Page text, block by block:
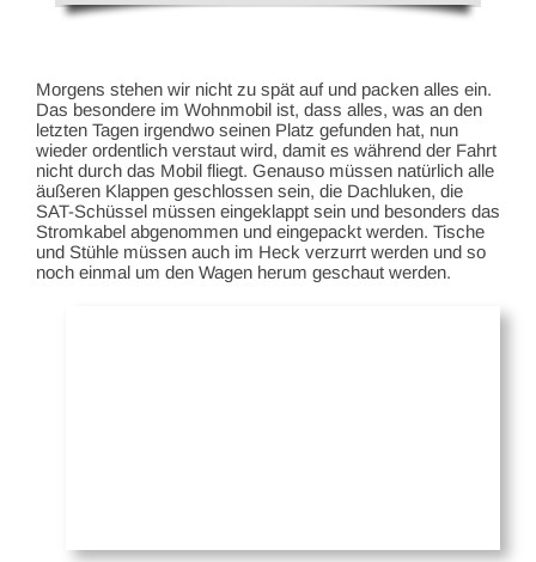
Morgens stehen wir nicht zu spät auf und packen alles ein.
Das besondere im Wohnmobil ist, dass alles, was an den
letzten Tagen irgendwo seinen Platz gefunden hat, nun
wieder ordentlich verstaut wird, damit es während der Fahrt
nicht durch das Mobil fliegt. Genauso müssen natürlich alle
äußeren Klappen geschlossen sein, die Dachluken, die
SAT-Schüssel müssen eingeklappt sein und besonders das
Stromkabel abgenommen und eingepackt werden. Tische
und Stühle müssen auch im Heck verzurrt werden und so
noch einmal um den Wagen herum geschaut werden.